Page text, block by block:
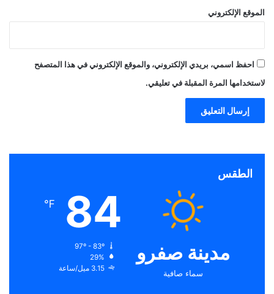
الموقع الإلكتروني
احفظ اسمي، بريدي الإلكتروني، والموقع الإلكتروني في هذا المتصفح
لاستخدامها المرة المقبلة في تعليقي.
الطقس
مدينة صفرو
سماء صافية
84
℉
29%
3.15 ميل/ساعة